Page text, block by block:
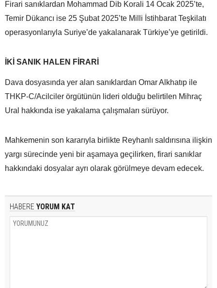
Firari sanıklardan Mohammad Dib Korali 14 Ocak 2025’te,
Temir Dükancı ise 25 Şubat 2025’te Milli İstihbarat Teşkilatı
operasyonlarıyla Suriye’de yakalanarak Türkiye’ye getirildi.
İKİ SANIK HALEN FİRARİ
Dava dosyasında yer alan sanıklardan Omar Alkhatıp ile
THKP-C/Acilciler örgütünün lideri olduğu belirtilen Mihraç
Ural hakkında ise yakalama çalışmaları sürüyor.
Mahkemenin son kararıyla birlikte Reyhanlı saldırısına ilişkin
yargı sürecinde yeni bir aşamaya geçilirken, firari sanıklar
hakkındaki dosyalar ayrı olarak görülmeye devam edecek.
HABERE YORUM KAT